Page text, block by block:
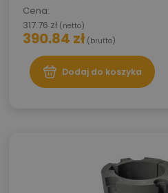
Cena:
317.76 zł (netto)
390.84 zł (brutto)
Dodaj do koszyka